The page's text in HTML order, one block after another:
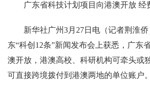
广东省科技计划项目向港澳开放 经
新华社广州3月27日电（记者荆淮
东“科创12条”新闻发布会上获悉，广东
澳开放，港澳高校、科研机构可牵头或
可直接跨境拨付到港澳两地的单位账户。